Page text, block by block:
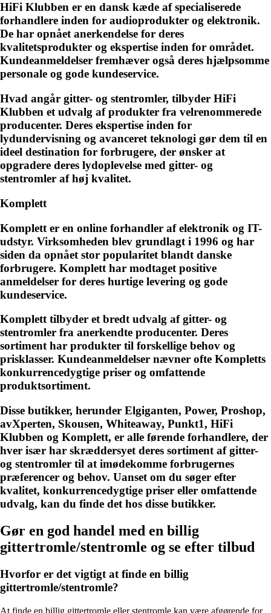
HiFi Klubben er en dansk kæde af specialiserede
forhandlere inden for audioprodukter og elektronik.
De har opnået anerkendelse for deres
kvalitetsprodukter og ekspertise inden for området.
Kundeanmeldelser fremhæver også deres hjælpsomme
personale og gode kundeservice.
Hvad angår gitter- og stentromler, tilbyder HiFi
Klubben et udvalg af produkter fra velrenommerede
producenter. Deres ekspertise inden for
lydundervisning og avanceret teknologi gør dem til en
ideel destination for forbrugere, der ønsker at
opgradere deres lydoplevelse med gitter- og
stentromler af høj kvalitet.
Komplett
Komplett er en online forhandler af elektronik og IT-
udstyr. Virksomheden blev grundlagt i 1996 og har
siden da opnået stor popularitet blandt danske
forbrugere. Komplett har modtaget positive
anmeldelser for deres hurtige levering og gode
kundeservice.
Komplett tilbyder et bredt udvalg af gitter- og
stentromler fra anerkendte producenter. Deres
sortiment har produkter til forskellige behov og
prisklasser. Kundeanmeldelser nævner ofte Kompletts
konkurrencedygtige priser og omfattende
produktsortiment.
Disse butikker, herunder Elgiganten, Power, Proshop,
avXperten, Skousen, Whiteaway, Punkt1, HiFi
Klubben og Komplett, er alle førende forhandlere, der
hver især har skræddersyet deres sortiment af gitter-
og stentromler til at imødekomme forbrugernes
præferencer og behov. Uanset om du søger efter
kvalitet, konkurrencedygtige priser eller omfattende
udvalg, kan du finde det hos disse butikker.
Gør en god handel med en billig
gittertromle/stentromle og se efter tilbud
Hvorfor er det vigtigt at finde en billig
gittertromle/stentromle?
At finde en billig gittertromle eller stentromle kan være afgørende for